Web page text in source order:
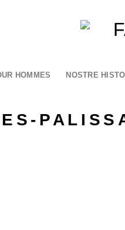
HOMMES NOSTRE